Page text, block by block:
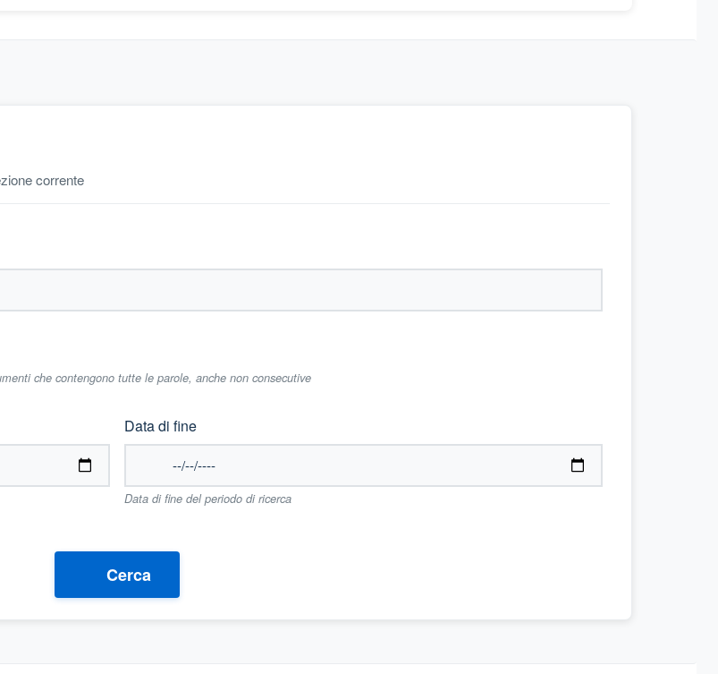
corrente
che contengono tutte le parole, anche non consecutive
Data di fine
Data di fine del periodo di ricerca
Cerca